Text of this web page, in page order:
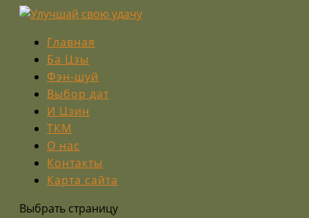
Главная
Ба Цзы
Фэн-шуй
Выбор дат
И Цзин
ТКМ
О нас
Контакты
Карта сайта
Выбрать страницу